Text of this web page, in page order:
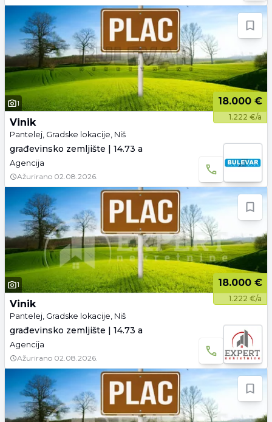
1 18.000 €
1.222 €/a
Vinik
Pantelej, Gradske lokacije, Niš
građevinsko zemljište | 14.73 a
Agencija
Ažurirano 02.08.2026.
1 18.000 €
1.222 €/a
Vinik
Pantelej, Gradske lokacije, Niš
građevinsko zemljište | 14.73 a
Agencija
Ažurirano 02.08.2026.